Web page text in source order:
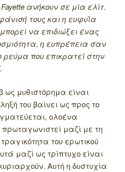
ανήκουν σε μία ελίτ.
τους και η ευφυΐα
να επιδιώξει ένας
η ευπρέπεια σαν
ρεύμα που επικρατεί στην
ως μυθιστόρημα είναι
του βαίνει ως προς το
ολοένα
πρωταγωνιστεί μαζί με τη
του ερωτικού
μαζί ως τρίπτυχο είναι
Αυτή η δυστυχία